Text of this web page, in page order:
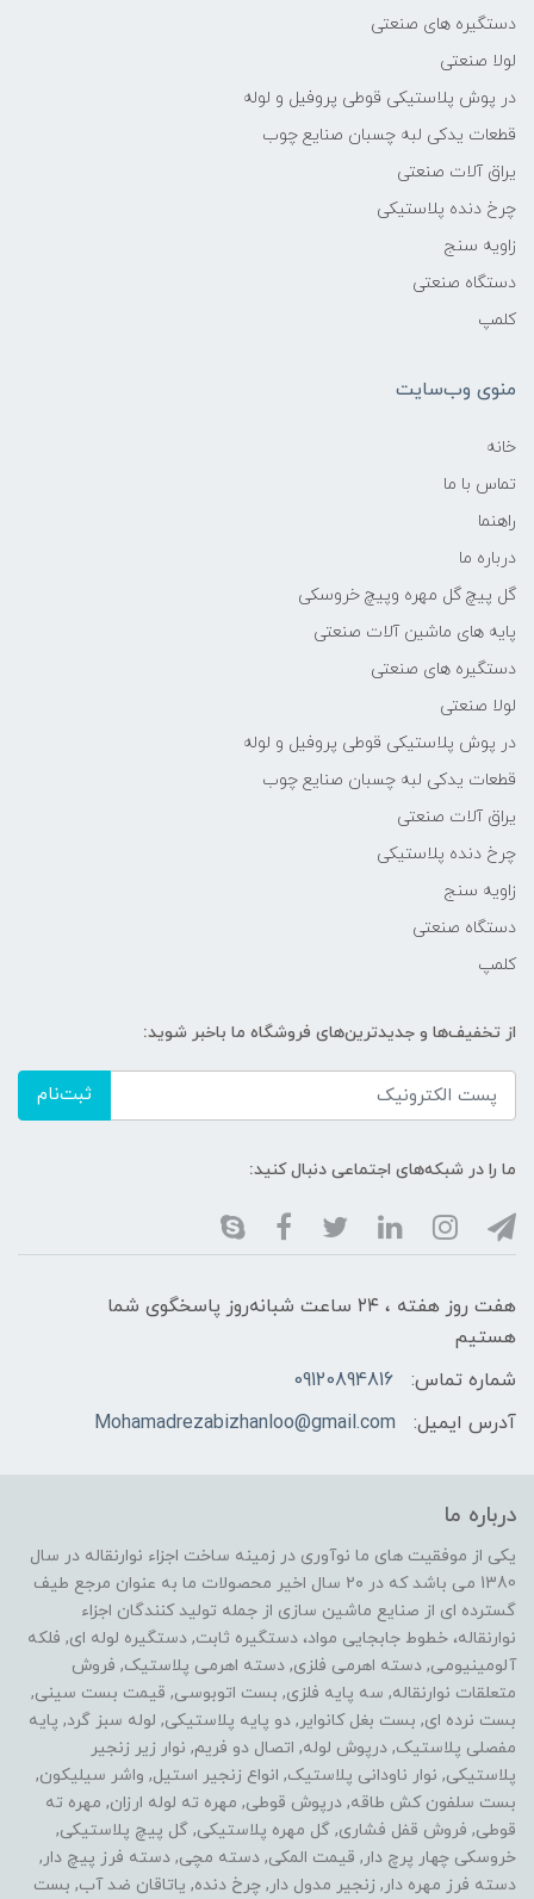
دستگیره های صنعتی
لولا صنعتی
در پوش پلاستیکی قوطی پروفیل و لوله
قطعات یدکی لبه چسبان صنایع چوب
یراق آلات صنعتی
چرخ دنده پلاستیکی
زاویه سنج
دستگاه صنعتی
کلمپ
منوی وب‌سایت
خانه
تماس با ما
راهنما
درباره ما
گل پیچ گل مهره وپیچ خروسکی
پایه های ماشین آلات صنعتی
دستگیره های صنعتی
لولا صنعتی
در پوش پلاستیکی قوطی پروفیل و لوله
قطعات یدکی لبه چسبان صنایع چوب
یراق آلات صنعتی
چرخ دنده پلاستیکی
زاویه سنج
دستگاه صنعتی
کلمپ
از تخفیف‌ها و جدیدترین‌های فروشگاه ما باخبر شوید:
ثبت‌نام
ما را در شبکه‌های اجتماعی دنبال کنید:
هفت روز هفته ، ۲۴ ساعت شبانه‌روز پاسخگوی شما
هستیم
شماره تماس:
09120894816
آدرس ایمیل:
Mohamadrezabizhanloo@gmail.com
درباره ما
یکی از موفقیت های ما نوآوری در زمینه ساخت اجزاء نوارنقاله در سال
1380 می باشد که در ۲۰ سال اخیر محصولات ما به عنوان مرجع طیف
گسترده ای از صنایع ماشین سازی از جمله تولید کنندگان اجزاء
نوارنقاله، خطوط جابجایی مواد، دستگیره ثابت, دستگیره لوله ای, فلکه
آلومینیومی, دسته اهرمی فلزی, دسته اهرمی پلاستیک, فروش
متعلقات نوارنقاله, سه پایه فلزی, بست اتوبوسی, قیمت بست سینی,
بست نرده ای, بست بغل کانوایر, دو پایه پلاستیکی, لوله سبز گرد, پایه
مفصلی پلاستیک, درپوش لوله, اتصال دو فریم, نوار زیر زنجیر
پلاستیکی, نوار ناودانی پلاستیک, انواع زنجیر استیل, واشر سیلیکون,
بست سلفون کش طاقه, درپوش قوطی, مهره ته لوله ارزان, مهره ته
قوطی, فروش قفل فشاری, گل مهره پلاستیکی, گل پیچ پلاستیکی,
خروسکی چهار پرچ دار, قیمت المکی, دسته مچی, دسته فرز پیچ دار,
دسته فرز مهره دار, زنجیر مدول دار, چرخ دنده, یاتاقان ضد آب, بست